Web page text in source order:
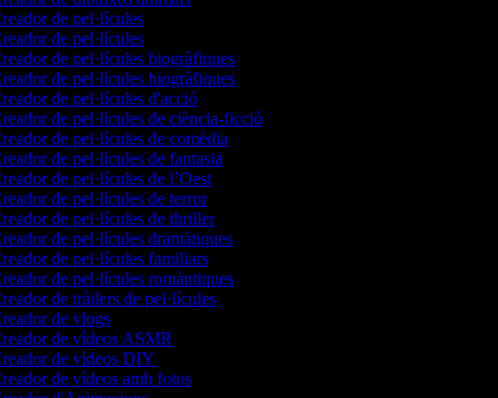
de pel·lícules
de pel·lícules
de pel·lícules biogràfiques
de pel·lícules biogràfiques
de pel·lícules d'acció
de pel·lícules de ciència-ficció
de pel·lícules de comèdia
de pel·lícules de fantasia
de pel·lícules de l’Oest
de pel·lícules de terror
de pel·lícules de thriller
de pel·lícules dramàtiques
de pel·lícules familiars
de pel·lícules romàntiques
de tràilers de pel·lícules
de vlogs
de vídeos ASMR
de vídeos DIY
de vídeos amb fotos